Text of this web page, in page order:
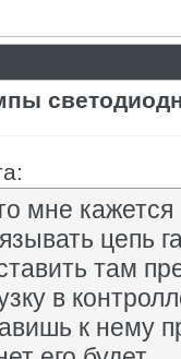
мне
цепь
там
в
к нему